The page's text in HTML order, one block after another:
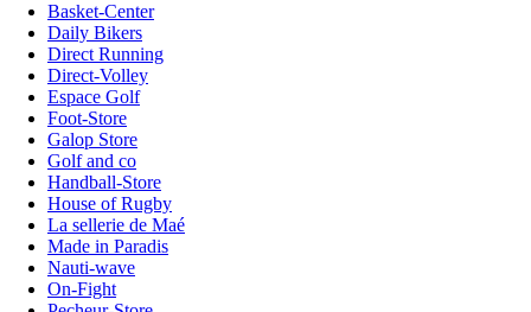
Basket-Center
Daily Bikers
Direct Running
Direct-Volley
Espace Golf
Foot-Store
Galop Store
Golf and co
Handball-Store
House of Rugby
La sellerie de Maé
Made in Paradis
Nauti-wave
On-Fight